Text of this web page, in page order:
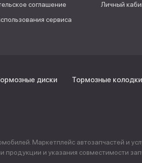
соглашение
сервиса
Личный
диски Тормозные колодки
Маркетплейс автозапчастей и
продукции и указания совместимости